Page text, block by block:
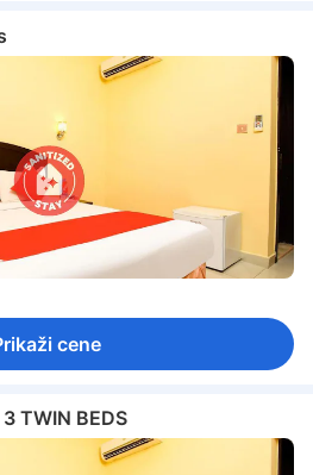
cene
3 TWIN BEDS